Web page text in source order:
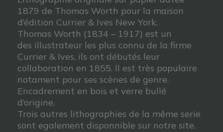
1879 de Thomas Worth pour la maison
d’édition Currier & Ives New York.
Thomas Worth (1834 – 1917) est un
des illustrateur les plus connu de la firme
Currier & Ives, ils ont débutés leur
collaboration en 1855. Il est très populaire
notament pour ses scènes de genre.
Encadrement en bois et verre bullé
d’origine.
Trois autres lithographies de la même serie
sont egalement disponnible sur notre site.